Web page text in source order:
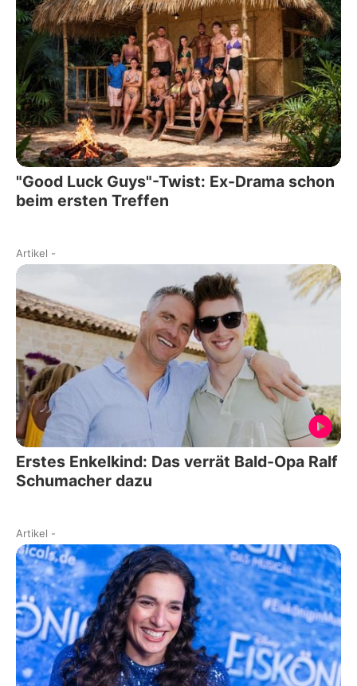
"Good Luck Guys"-Twist: Ex-Drama schon
beim ersten Treffen
Artikel -
Erstes Enkelkind: Das verrät Bald-Opa Ralf
Schumacher dazu
Artikel -